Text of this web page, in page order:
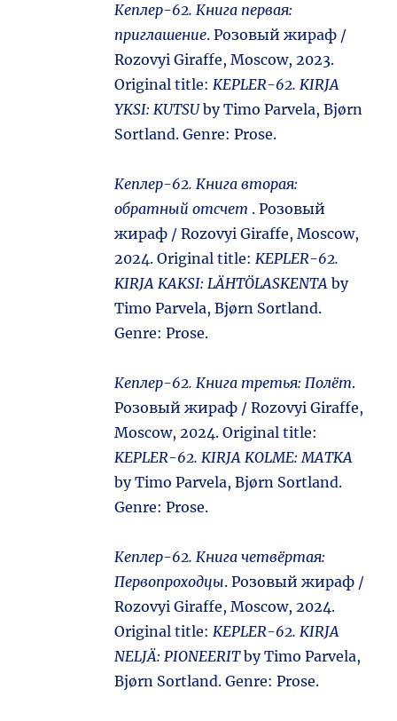
Кеплер-62. Книга первая:
приглашение. Розовый жираф /
Rozovyi Giraffe, Moscow, 2023.
Original title:KEPLER-62. KIRJA
YKSI: KUTSUby Timo Parvela, Bjørn
Sortland. Genre: Prose.
Кеплер-62. Книга вторая:
обратный отсчет . Розовый
жираф / Rozovyi Giraffe, Moscow,
2024. Original title:KEPLER-62.
KIRJA KAKSI: LÄHTÖLASKENTA by
Timo Parvela, Bjørn Sortland.
Genre: Prose.
Кеплер-62. Книга третья: Полёт.
Розовый жираф / Rozovyi Giraffe,
Moscow, 2024. Original title:
KEPLER-62. KIRJA KOLME: MATKA
by Timo Parvela, Bjørn Sortland.
Genre: Prose.
Кеплер-62. Книга четвёртая:
Первопроходцы. Розовый жираф /
Rozovyi Giraffe, Moscow, 2024.
Original title:KEPLER-62. KIRJA
NELJÄ: PIONEERITby Timo Parvela,
Bjørn Sortland. Genre: Prose.